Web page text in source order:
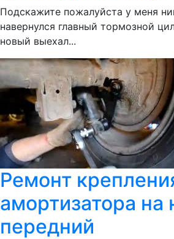
Подскажите пожалуйста у меня
навернулся главный тормозной
новый выехал...
Ремонт
амортизатора на
передний